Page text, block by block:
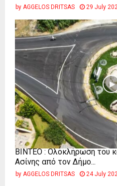
by AGGELOS DRITSAS 29 July
ΒΙΝΤΕΟ : Ολοκλήρωση του
Ασίνης από τον Δήμο...
by AGGELOS DRITSAS 24 July